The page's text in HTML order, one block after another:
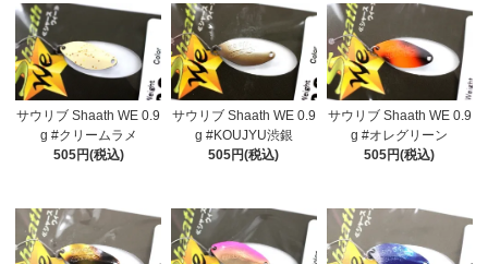
サウリブ Shaath WE 0.9
g #クリームラメ
505円(税込)
サウリブ Shaath WE 0.9
g #KOUJYU渋銀
505円(税込)
サウリブ Shaath WE 0.9
g #オレグリーン
505円(税込)